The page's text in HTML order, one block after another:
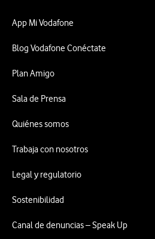
App Mi Vodafone
Blog Vodafone Conéctate
Plan Amigo
Sala de Prensa
Quiénes somos
Trabaja con nosotros
Legal y regulatorio
Sostenibilidad
Canal de denuncias – Speak Up